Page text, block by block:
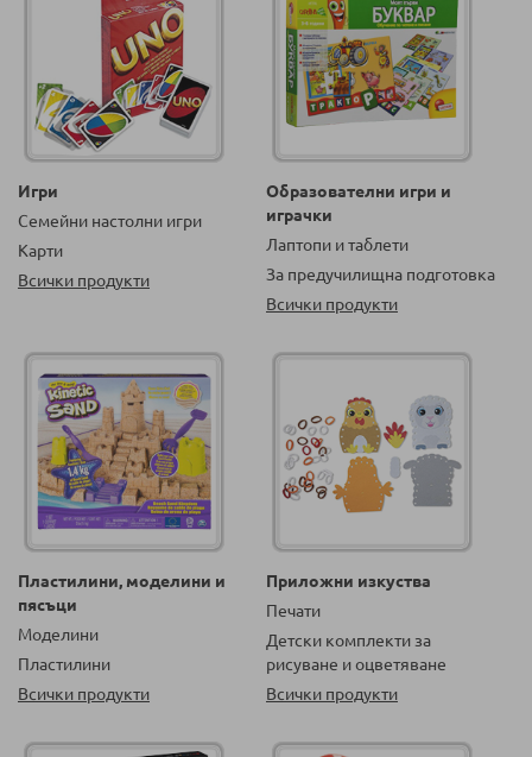
Игри
Семейни настолни игри
Карти
Всички продукти
Образователни игри и
играчки
Лаптопи и таблети
За предучилищна подготовка
Всички продукти
Пластилини, моделини и
пясъци
Моделини
Пластилини
Всички продукти
Приложни изкуства
Печати
Детски комплекти за
рисуване и оцветяване
Всички продукти